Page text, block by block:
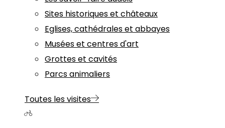
Sites historiques et châteaux
Eglises, cathédrales et abbayes
Musées et centres d'art
Grottes et cavités
Parcs animaliers
Toutes les visites